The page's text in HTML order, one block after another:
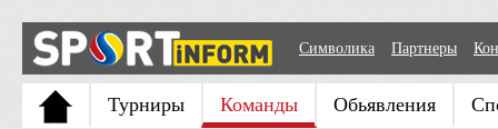
Символика Партнеры
Турниры Команды Обьявления